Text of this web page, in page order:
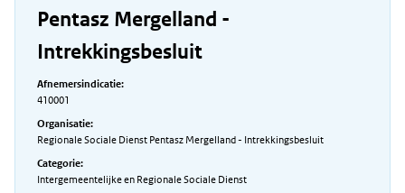
Pentasz Mergelland -
Intrekkingsbesluit
Afnemersindicatie:
410001
Organisatie:
Regionale Sociale Dienst Pentasz Mergelland - Intrekkingsbesluit
Categorie:
Intergemeentelijke en Regionale Sociale Dienst